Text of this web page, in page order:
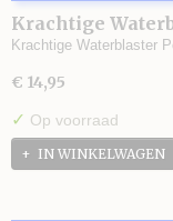
Krachtige
Krachtige Waterblaster
€ 14,95
✓ Op voorraad
IN WINKELWAGEN